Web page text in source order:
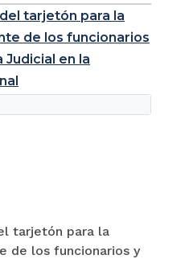
tarjetón para la
de los funcionarios
Judicial en la
tarjetón para la
de los funcionarios y